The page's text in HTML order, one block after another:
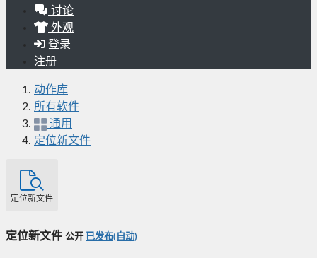
讨论
外观
登录
注册
动作库
所有软件
通用
定位新文件
定位新文件
定位新文件 公开 已发布(自动)